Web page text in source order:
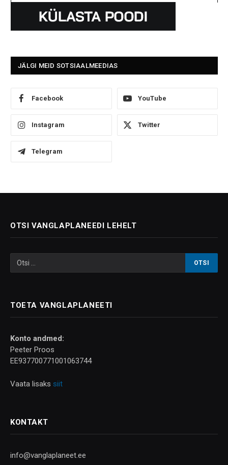
JÄLGI MEID SOTSIAALMEEDIAS
Facebook YouTube
Instagram Twitter
Telegram
OTSI VANGLAPLANEEDI LEHELT
TOETA VANGLAPLANEETI
Konto andmed:
Peeter Proos
EE937700771001063744
Vaata lisaks siit
KONTAKT
info@vanglaplaneet.ee